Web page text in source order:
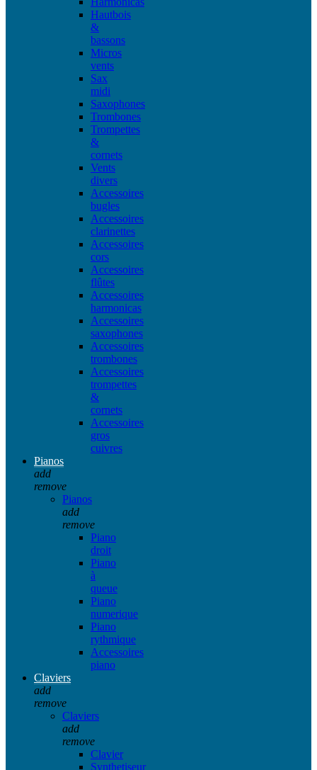
Hautbois
&
bassons
Micros
vents
Sax
midi
Saxophones
Trombones
Trompettes
&
cornets
Vents
divers
Accessoires
bugles
Accessoires
clarinettes
Accessoires
cors
Accessoires
flûtes
Accessoires
harmonicas
Accessoires
saxophones
Accessoires
trombones
Accessoires
trompettes
&
cornets
Accessoires
gros
cuivres
Pianos
add
remove
Pianos
add
remove
Piano
droit
Piano
à
queue
Piano
numerique
Piano
rythmique
Accessoires
piano
Claviers
add
remove
Claviers
add
remove
Clavier
Synthetiseur